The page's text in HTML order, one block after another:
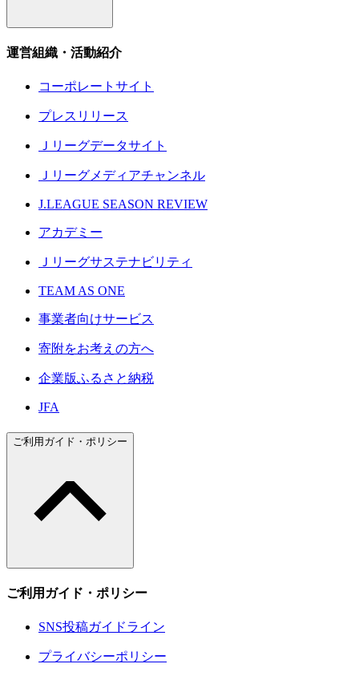
運営組織・活動紹介
コーポレートサイト
プレスリリース
Ｊリーグデータサイト
Ｊリーグメディアチャンネル
J.LEAGUE SEASON REVIEW
アカデミー
Ｊリーグサステナビリティ
TEAM AS ONE
事業者向けサービス
寄附をお考えの方へ
企業版ふるさと納税
JFA
ご利用ガイド・ポリシー
ご利用ガイド・ポリシー
SNS投稿ガイドライン
プライバシーポリシー